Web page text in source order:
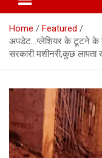
News,
Hindi
Home
Featured
अपडेट…ग्लेशियर के टूटने के
सरकारी मशीनरी,कुछ